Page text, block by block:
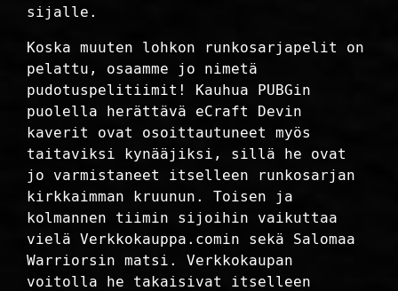
sijalle.
Koska muuten lohkon runkosarjapelit on
pelattu, osaamme jo nimetä
pudotuspelitiimit! Kauhua PUBGin
puolella herättävä eCraft Devin
kaverit ovat osoittautuneet myös
taitaviksi kynääjiksi, sillä he ovat
jo varmistaneet itselleen runkosarjan
kirkkaimman kruunun. Toisen ja
kolmannen tiimin sijoihin vaikuttaa
vielä Verkkokauppa.comin sekä Salomaa
Warriorsin matsi. Verkkokaupan
voitolla he takaisivat itselleen